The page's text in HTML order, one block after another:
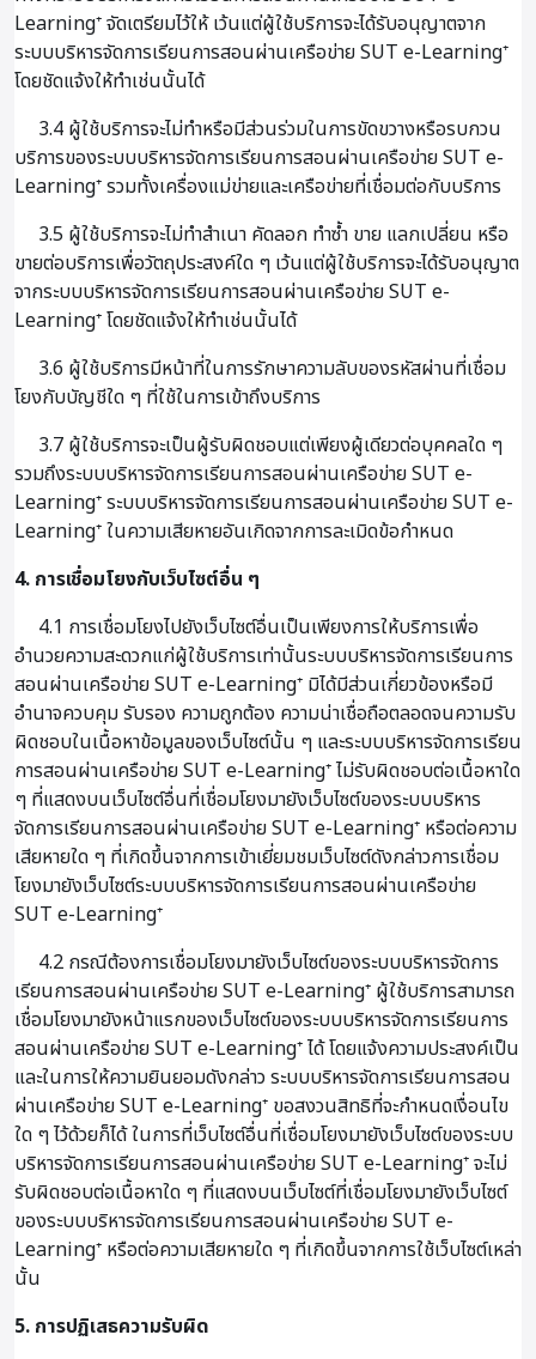
Learning⁺ จัดเตรียมไว้ให้ เว้นแต่ผู้ใช้บริการจะได้รับอนุญาตจาก
ระบบบริหารจัดการเรียนการสอนผ่านเครือข่าย SUT e-Learning⁺
โดยชัดแจ้งให้ทำเช่นนั้นได้
3.4 ผู้ใช้บริการจะไม่ทำหรือมีส่วนร่วมในการขัดขวางหรือรบกวน
บริการของระบบบริหารจัดการเรียนการสอนผ่านเครือข่าย SUT e-
Learning⁺ รวมทั้งเครื่องแม่ข่ายและเครือข่ายที่เชื่อมต่อกับบริการ
3.5 ผู้ใช้บริการจะไม่ทำสำเนา คัดลอก ทำซ้ำ ขาย แลกเปลี่ยน หรือ
ขายต่อบริการเพื่อวัตถุประสงค์ใด ๆ เว้นแต่ผู้ใช้บริการจะได้รับอนุญาต
จากระบบบริหารจัดการเรียนการสอนผ่านเครือข่าย SUT e-
Learning⁺ โดยชัดแจ้งให้ทำเช่นนั้นได้
3.6 ผู้ใช้บริการมีหน้าที่ในการรักษาความลับของรหัสผ่านที่เชื่อม
โยงกับบัญชีใด ๆ ที่ใช้ในการเข้าถึงบริการ
3.7 ผู้ใช้บริการจะเป็นผู้รับผิดชอบแต่เพียงผู้เดียวต่อบุคคลใด ๆ
รวมถึงระบบบริหารจัดการเรียนการสอนผ่านเครือข่าย SUT e-
Learning⁺ ระบบบริหารจัดการเรียนการสอนผ่านเครือข่าย SUT e-
Learning⁺ ในความเสียหายอันเกิดจากการละเมิดข้อกำหนด
4. การเชื่อมโยงกับเว็บไซต์อื่น ๆ
4.1 การเชื่อมโยงไปยังเว็บไซต์อื่นเป็นเพียงการให้บริการเพื่อ
อำนวยความสะดวกแก่ผู้ใช้บริการเท่านั้นระบบบริหารจัดการเรียนการ
สอนผ่านเครือข่าย SUT e-Learning⁺ มิได้มีส่วนเกี่ยวข้องหรือมี
อำนาจควบคุม รับรอง ความถูกต้อง ความน่าเชื่อถือตลอดจนความรับ
ผิดชอบในเนื้อหาข้อมูลของเว็บไซต์นั้น ๆ และระบบบริหารจัดการเรียน
การสอนผ่านเครือข่าย SUT e-Learning⁺ ไม่รับผิดชอบต่อเนื้อหาใด
ๆ ที่แสดงบนเว็บไซต์อื่นที่เชื่อมโยงมายังเว็บไซต์ของระบบบริหาร
จัดการเรียนการสอนผ่านเครือข่าย SUT e-Learning⁺ หรือต่อความ
เสียหายใด ๆ ที่เกิดขึ้นจากการเข้าเยี่ยมชมเว็บไซต์ดังกล่าวการเชื่อม
โยงมายังเว็บไซต์ระบบบริหารจัดการเรียนการสอนผ่านเครือข่าย
SUT e-Learning⁺
4.2 กรณีต้องการเชื่อมโยงมายังเว็บไซต์ของระบบบริหารจัดการ
เรียนการสอนผ่านเครือข่าย SUT e-Learning⁺ ผู้ใช้บริการสามารถ
เชื่อมโยงมายังหน้าแรกของเว็บไซต์ของระบบบริหารจัดการเรียนการ
สอนผ่านเครือข่าย SUT e-Learning⁺ ได้ โดยแจ้งความประสงค์เป็น
และในการให้ความยินยอมดังกล่าว ระบบบริหารจัดการเรียนการสอน
ผ่านเครือข่าย SUT e-Learning⁺ ขอสงวนสิทธิที่จะกำหนดเงื่อนไข
ใด ๆ ไว้ด้วยก็ได้ ในการที่เว็บไซต์อื่นที่เชื่อมโยงมายังเว็บไซต์ของระบบ
บริหารจัดการเรียนการสอนผ่านเครือข่าย SUT e-Learning⁺ จะไม่
รับผิดชอบต่อเนื้อหาใด ๆ ที่แสดงบนเว็บไซต์ที่เชื่อมโยงมายังเว็บไซต์
ของระบบบริหารจัดการเรียนการสอนผ่านเครือข่าย SUT e-
Learning⁺ หรือต่อความเสียหายใด ๆ ที่เกิดขึ้นจากการใช้เว็บไซต์เหล่า
นั้น
5. การปฏิเสธความรับผิด